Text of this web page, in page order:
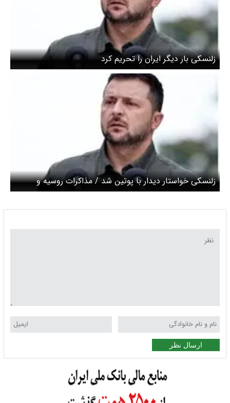
زلنسکی بار دیگر ایران را تحریم کرد
زلنسکی خواستار دیدار با پوتین شد / مذاکرات روسیه و
اوکراین به کجا رسید؟
ارسال نظر